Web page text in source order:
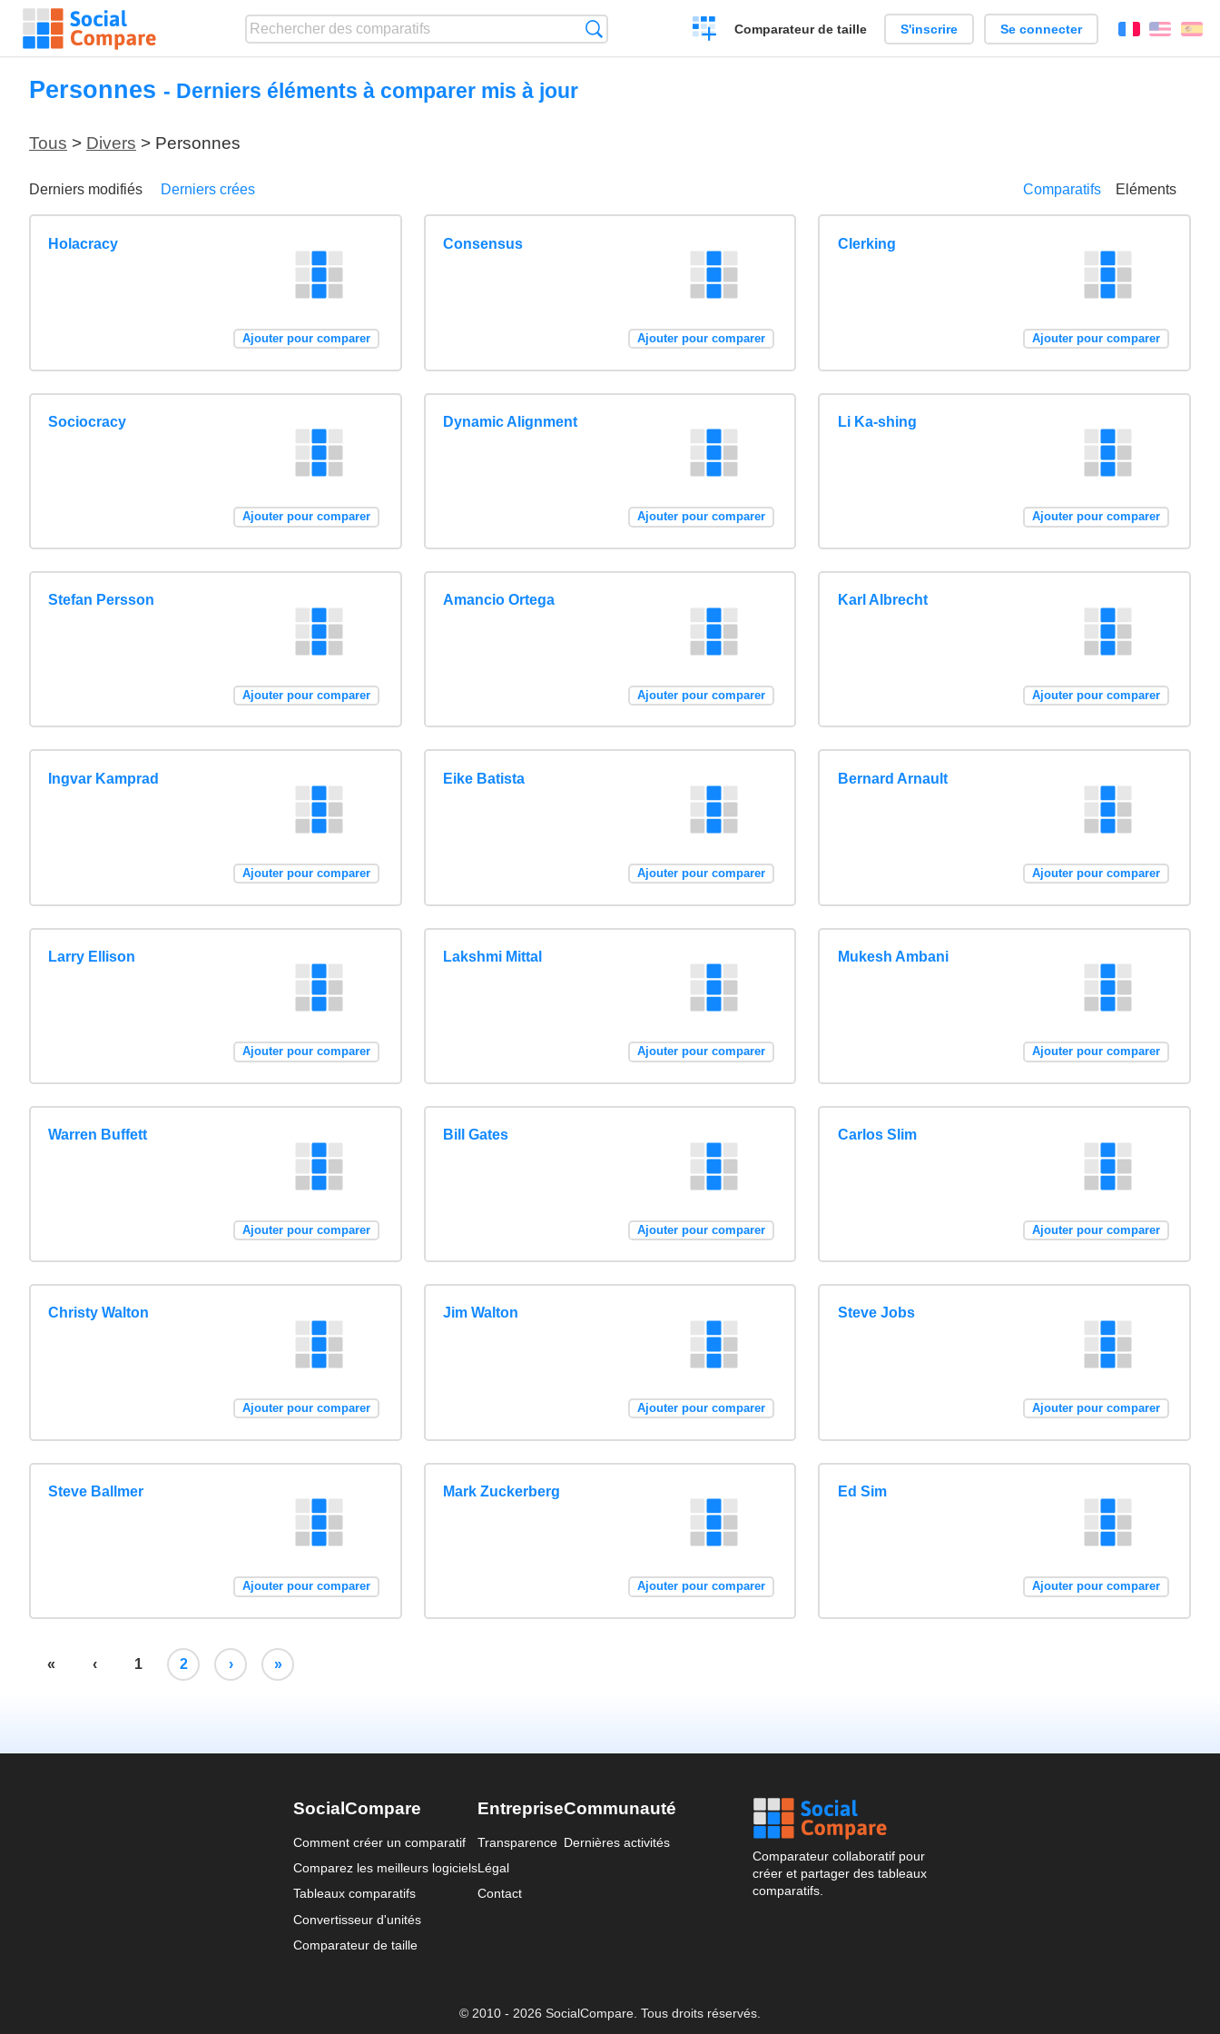
Créer
un
Comparateur de taille S'inscrire Se connecter FrançaisEnglish
Personnes - Derniers éléments à comparer mis à jour
Tous > Divers > Personnes
Derniers modifiés Derniers crées Comparatifs Eléments
Holacracy
Ajouter pour comparer
Consensus
Ajouter pour comparer
Clerking
Ajouter pour comparer
Sociocracy
Ajouter pour comparer
Dynamic Alignment
Ajouter pour comparer
Li Ka-shing
Ajouter pour comparer
Stefan Persson
Ajouter pour comparer
Amancio Ortega
Ajouter pour comparer
Karl Albrecht
Ajouter pour comparer
Ingvar Kamprad
Ajouter pour comparer
Eike Batista
Ajouter pour comparer
Bernard Arnault
Ajouter pour comparer
Larry Ellison
Ajouter pour comparer
Lakshmi Mittal
Ajouter pour comparer
Mukesh Ambani
Ajouter pour comparer
Warren Buffett
Ajouter pour comparer
Bill Gates
Ajouter pour comparer
Carlos Slim
Ajouter pour comparer
Christy Walton
Ajouter pour comparer
Jim Walton
Ajouter pour comparer
Steve Jobs
Ajouter pour comparer
Steve Ballmer
Ajouter pour comparer
Mark Zuckerberg
Ajouter pour comparer
Ed Sim
Ajouter pour comparer
« ‹ 1 2 › »
SocialCompare
Comment créer un comparatif
Comparez les meilleurs logiciels
Tableaux comparatifs
Convertisseur d'unités
Comparateur de taille
Entreprise
Transparence
Légal
Contact
Communauté
Dernières activités
Comparateur collaboratif pour
créer et partager des tableaux
comparatifs.
© 2010 - 2026 SocialCompare. Tous droits réservés.